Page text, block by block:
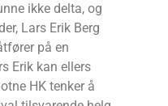
ikke delta, og
Lars Erik Berg
på en
Erik kan ellers
HK tenker å